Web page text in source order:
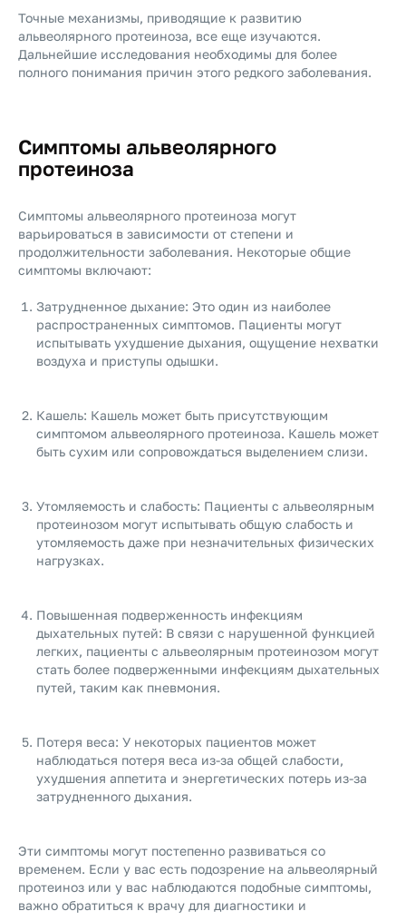
Точные механизмы, приводящие к развитию
альвеолярного протеиноза, все еще изучаются.
Дальнейшие исследования необходимы для более
полного понимания причин этого редкого заболевания.
Симптомы альвеолярного
протеиноза
Симптомы альвеолярного протеиноза могут
варьироваться в зависимости от степени и
продолжительности заболевания. Некоторые общие
симптомы включают:
Затрудненное дыхание: Это один из наиболее
распространенных симптомов. Пациенты могут
испытывать ухудшение дыхания, ощущение нехватки
воздуха и приступы одышки.
Кашель: Кашель может быть присутствующим
симптомом альвеолярного протеиноза. Кашель может
быть сухим или сопровождаться выделением слизи.
Утомляемость и слабость: Пациенты с альвеолярным
протеинозом могут испытывать общую слабость и
утомляемость даже при незначительных физических
нагрузках.
Повышенная подверженность инфекциям
дыхательных путей: В связи с нарушенной функцией
легких, пациенты с альвеолярным протеинозом могут
стать более подверженными инфекциям дыхательных
путей, таким как пневмония.
Потеря веса: У некоторых пациентов может
наблюдаться потеря веса из-за общей слабости,
ухудшения аппетита и энергетических потерь из-за
затрудненного дыхания.
Эти симптомы могут постепенно развиваться со
временем. Если у вас есть подозрение на альвеолярный
протеиноз или у вас наблюдаются подобные симптомы,
важно обратиться к врачу для диагностики и